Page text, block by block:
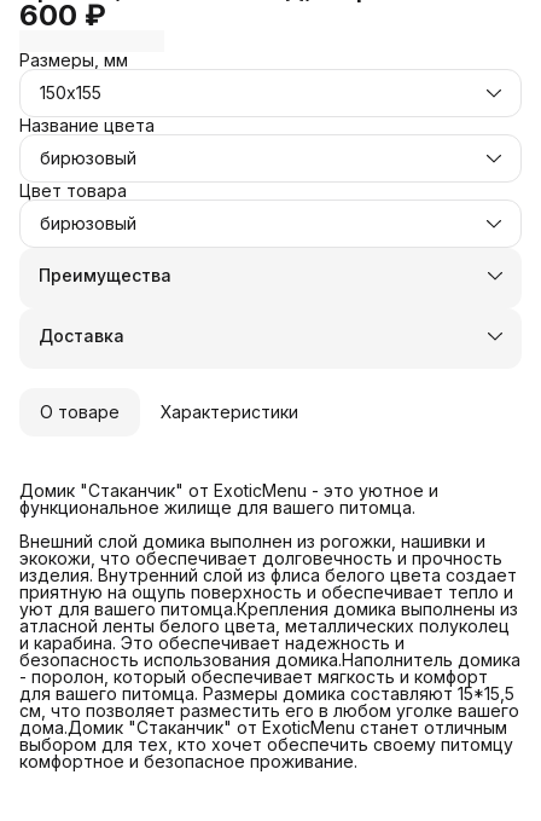
600 ₽
Размеры, мм
150х155
Название цвета
бирюзовый
Цвет товара
бирюзовый
Преимущества
Оплата частями в Сплит
Удобный возврат
Доставка
О товаре Характеристики
Домик "Стаканчик" от ExoticMenu - это уютное и
функциональное жилище для вашего питомца.
Внешний слой домика выполнен из рогожки, нашивки и
экокожи, что обеспечивает долговечность и прочность
изделия. Внутренний слой из флиса белого цвета создает
приятную на ощупь поверхность и обеспечивает тепло и
уют для вашего питомца.Крепления домика выполнены из
атласной ленты белого цвета, металлических полуколец
и карабина. Это обеспечивает надежность и
безопасность использования домика.Наполнитель домика
- поролон, который обеспечивает мягкость и комфорт
для вашего питомца. Размеры домика составляют 15*15,5
см, что позволяет разместить его в любом уголке вашего
дома.Домик "Стаканчик" от ExoticMenu станет отличным
выбором для тех, кто хочет обеспечить своему питомцу
комфортное и безопасное проживание.